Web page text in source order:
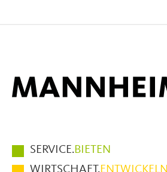
Hauptmenüpunkte
im
SERVICE.BIETEN
WIRTSCHAFT.ENTWICKELN